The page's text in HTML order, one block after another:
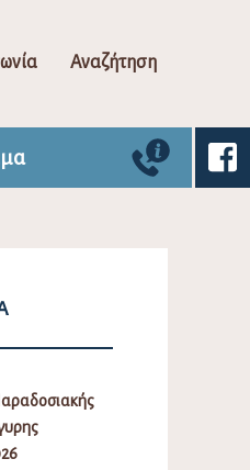
Αναζήτηση